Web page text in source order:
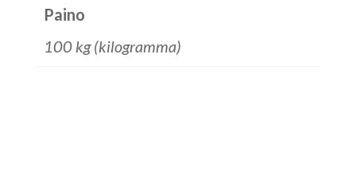
Paino
100 kg (kilogramma)